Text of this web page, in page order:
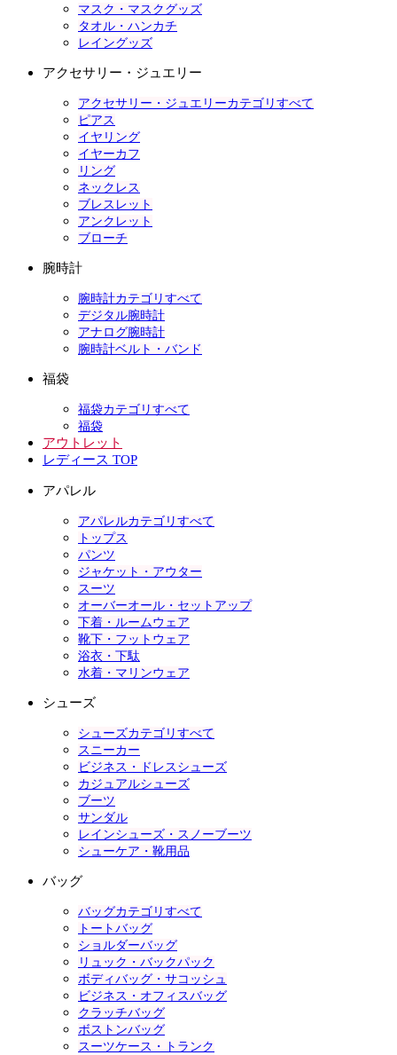
マスク・マスクグッズ
タオル・ハンカチ
レイングッズ
アクセサリー・ジュエリー
アクセサリー・ジュエリーカテゴリすべて
ピアス
イヤリング
イヤーカフ
リング
ネックレス
ブレスレット
アンクレット
ブローチ
腕時計
腕時計カテゴリすべて
デジタル腕時計
アナログ腕時計
腕時計ベルト・バンド
福袋
福袋カテゴリすべて
福袋
アウトレット
レディース TOP
アパレル
アパレルカテゴリすべて
トップス
パンツ
ジャケット・アウター
スーツ
オーバーオール・セットアップ
下着・ルームウェア
靴下・フットウェア
浴衣・下駄
水着・マリンウェア
シューズ
シューズカテゴリすべて
スニーカー
ビジネス・ドレスシューズ
カジュアルシューズ
ブーツ
サンダル
レインシューズ・スノーブーツ
シューケア・靴用品
バッグ
バッグカテゴリすべて
トートバッグ
ショルダーバッグ
リュック・バックパック
ボディバッグ・サコッシュ
ビジネス・オフィスバッグ
クラッチバッグ
ボストンバッグ
スーツケース・トランク